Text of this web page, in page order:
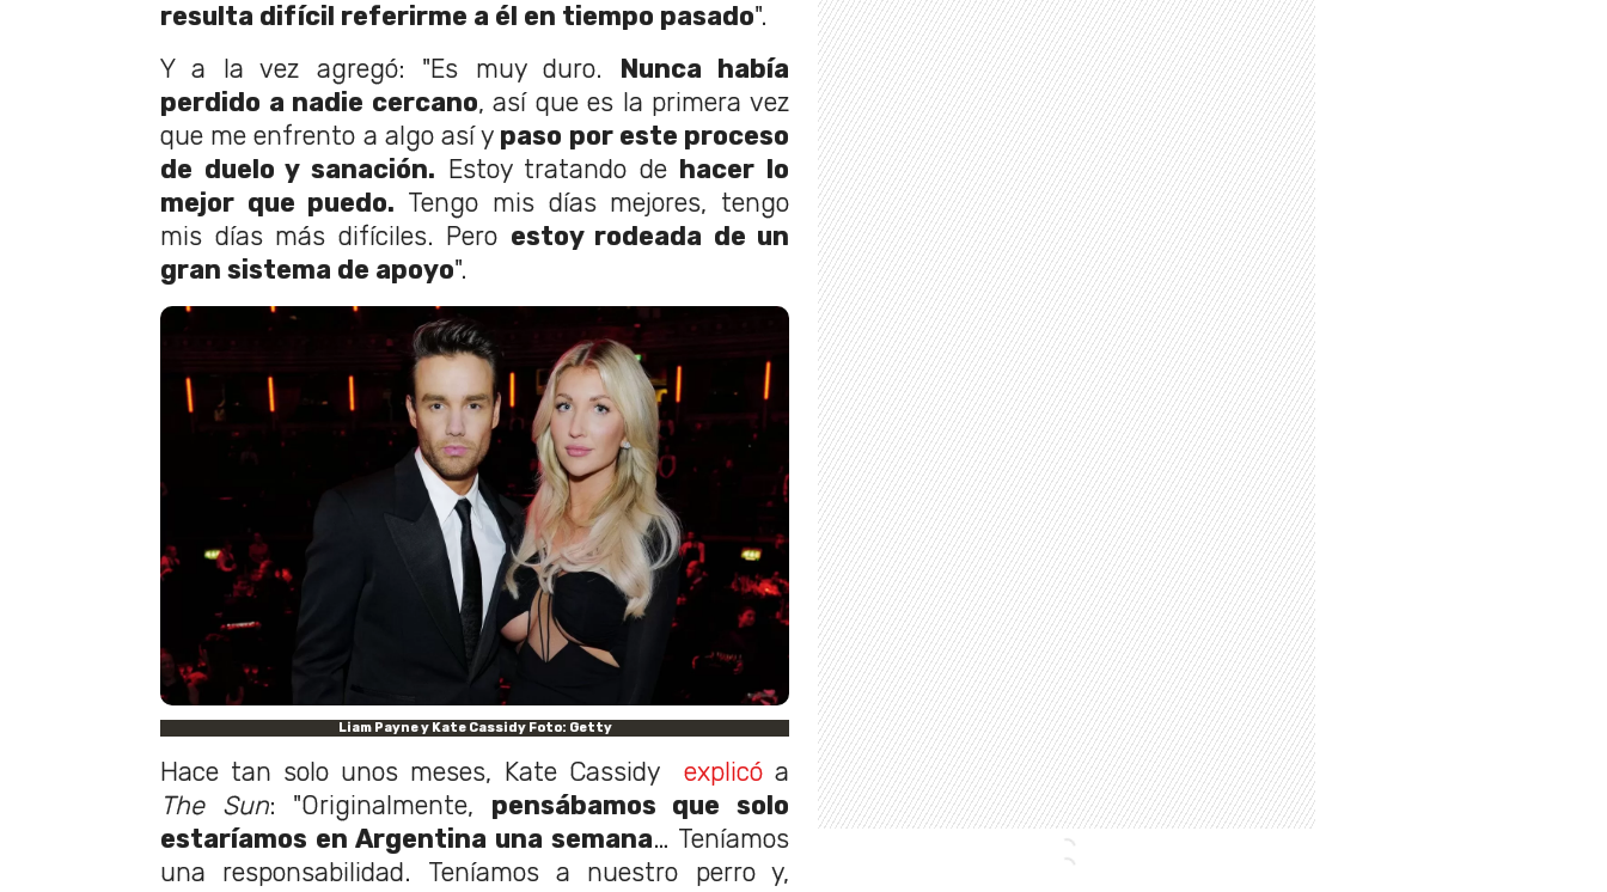
resulta difícil referirme a él en tiempo pasado".
Y a la vez agregó: "Es muy duro. Nunca había
perdido a nadie cercano, así que es la primera vez
que me enfrento a algo así y paso por este proceso
de duelo y sanación. Estoy tratando de hacer lo
mejor que puedo. Tengo mis días mejores, tengo
mis días más difíciles. Pero estoy rodeada de un
gran sistema de apoyo".
Liam Payne y Kate Cassidy Foto: Getty
Hace tan solo unos meses, Kate Cassidy explicóa
The Sun: "Originalmente, pensábamos que solo
estaríamos en Argentina una semana… Teníamos
una responsabilidad. Teníamos a nuestro perro y,